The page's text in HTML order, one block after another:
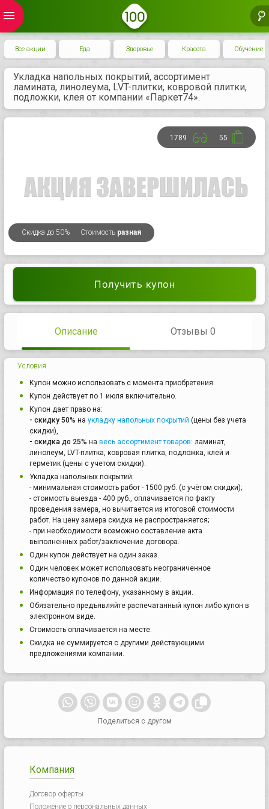
menu
Все акции Еда Здоровье Красота Обучение
Укладка напольных покрытий, ассортимент
ламината, линолеума, LVT-плитки, ковровой плитки,
подложки, клея от компании «Паркет74».
Скидка до 50% Стоимость разная
1789 55
Получить купон
Описание Отзывы 0
Условия
Купон можно использовать с момента приобретения.
Купон действует по 1 июля включительно.
Купон дает право на:
- скидку 50% на укладку напольных покрытий (цены без учета
скидки),
- скидка до 25% на весь ассортимент товаров: ламинат,
линолеум, LVT-плитка, ковровая плитка, подложка, клей и
герметик (цены с учетом скидки).
Укладка напольных покрытий:
- минимальная стоимость работ - 1500 руб. (с учётом скидки);
- стоимость выезда - 400 руб., оплачивается по факту
проведения замера, но вычитается из итоговой стоимости
работ. На цену замера скидка не распространяется;
- при необходимости возможно составление акта
выполненных работ/заключение договора.
Один купон действует на один заказ.
Один человек может использовать неограниченное
количество купонов по данной акции.
Информация по телефону, указанному в акции.
Обязательно предъявляйте распечатанный купон либо купон в
электронном виде.
Стоимость оплачивается на месте.
Скидка не суммируется с другими действующими
предложениями компании.
Поделиться с другом
Компания
Договор оферты
Положение о персональных данных